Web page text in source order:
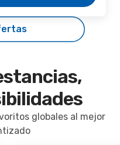
globales al mejor